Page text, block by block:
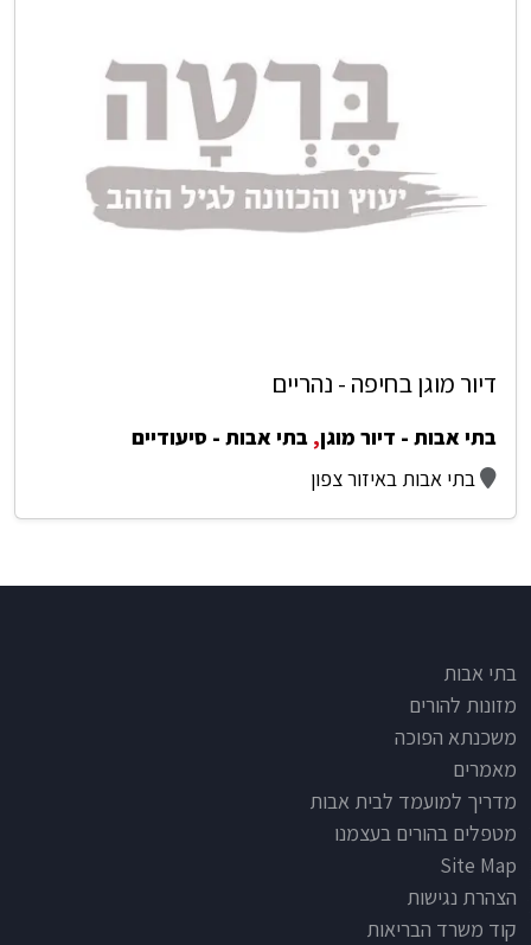
דיור מוגן בחיפה - נהריים
בתי אבות - דיור מוגן, בתי אבות - סיעודיים
בתי אבות באיזור צפון
Footer
בתי אבות
מזונות להורים
משכנתא הפוכה
מאמרים
מדריך למועמד לבית אבות
מטפלים בהורים בעצמנו
Site Map
הצהרת נגישות
קוד משרד הבריאות